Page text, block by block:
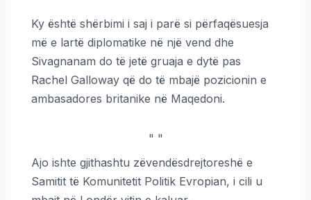
Ky është shërbimi i saj i parë si përfaqësuesja
më e lartë diplomatike në një vend dhe
Sivagnanam do të jetë gruaja e dytë pas
Rachel Galloway që do të mbajë pozicionin e
ambasadores britanike në Maqedoni.
" "
Ajo ishte gjithashtu zëvendësdrejtoreshë e
Samitit të Komunitetit Politik Evropian, i cili u